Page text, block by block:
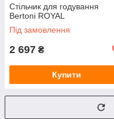
Стільчик для годування
Bertoni ROYAL
Під замовлення
2 697 ₴
Купити